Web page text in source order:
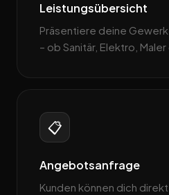
Leistungsübersicht
Präsentiere deine
– ob Sanitär, Elektro,
📋
Angebotsanfrage
Kunden können dich